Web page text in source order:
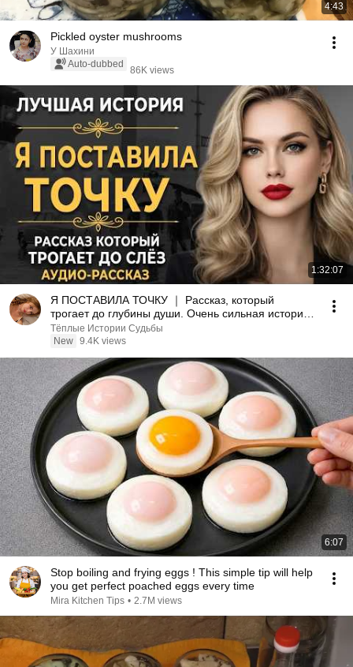
4:43
Pickled oyster mushrooms
У Шахини
Auto-dubbed
86K views
1:32:07
Я ПОСТАВИЛА ТОЧКУ ｜ Рассказ, который
трогает до глубины души. Очень сильная история
｜ Аудио рассказ.
Тёплые Истории Судьбы
New 9.4K views
6:07
Stop boiling and frying eggs ! This simple tip will help
you get perfect poached eggs every time
Mira Kitchen Tips • 2.7M views